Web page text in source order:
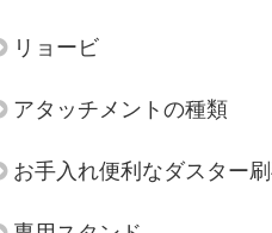
リョービ
アタッチメントの種類
お手入れ便利なダスター